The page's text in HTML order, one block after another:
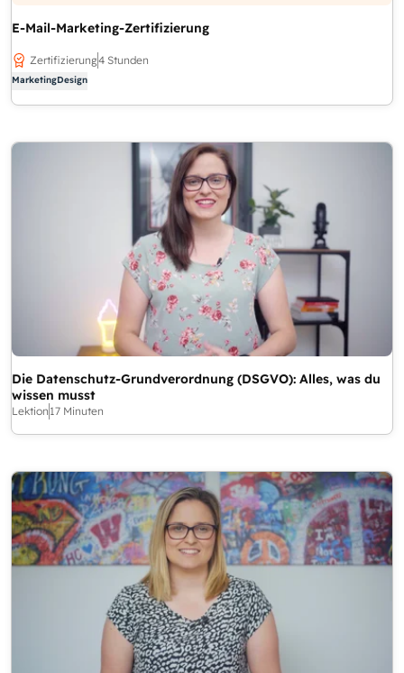
E-Mail-Marketing-Zertifizierung
Zertifizierung4 Stunden
MarketingDesign
Die Datenschutz-Grundverordnung (DSGVO): Alles, was du
wissen musst
Lektion 17 Minuten